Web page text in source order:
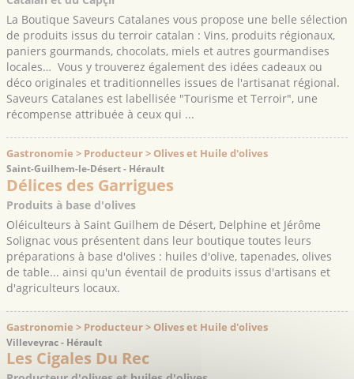
La Boutique Saveurs Catalanes vous propose une belle sélection
de produits issus du terroir catalan : Vins, produits régionaux,
paniers gourmands, chocolats, miels et autres gourmandises
locales… Vous y trouverez également des idées cadeaux ou
déco originales et traditionnelles issues de l'artisanat régional.
Saveurs Catalanes est labellisée "Tourisme et Terroir", une
récompense attribuée à ceux qui ...
Gastronomie > Producteur > Olives et Huile d'olives
Saint-Guilhem-le-Désert - Hérault
Délices des Garrigues
Produits à base d'olives
Oléiculteurs à Saint Guilhem de Désert, Delphine et Jérôme
Solignac vous présentent dans leur boutique toutes leurs
préparations à base d'olives : huiles d'olive, tapenades, olives
de table... ainsi qu'un éventail de produits issus d'artisans et
d'agriculteurs locaux.
Gastronomie > Producteur > Olives et Huile d'olives
Villeveyrac - Hérault
Les Cigales Du Rec